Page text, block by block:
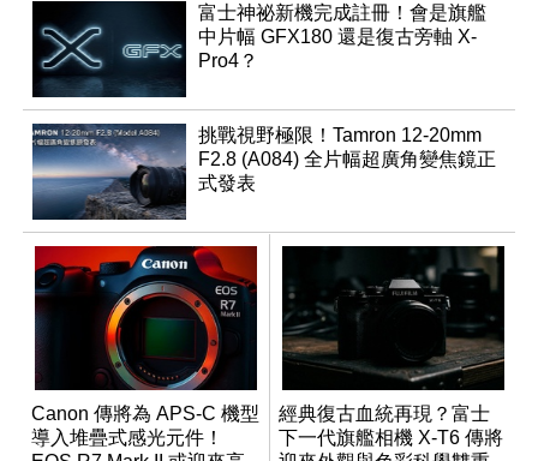
富士神祕新機完成註冊！會是旗艦
中片幅 GFX180 還是復古旁軸 X-
Pro4？
挑戰視野極限！Tamron 12-20mm
F2.8 (A084) 全片幅超廣角變焦鏡正
式發表
Canon 傳將為 APS-C 機型
導入堆疊式感光元件！
經典復古血統再現？富士
下一代旗艦相機 X-T6 傳將